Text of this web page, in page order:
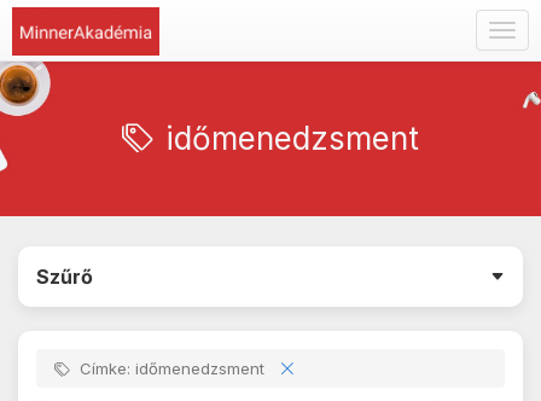
időmenedzsment
Szűrő
Címke: időmenedzsment